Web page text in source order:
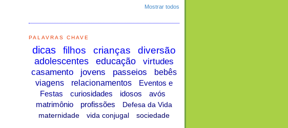
Mostrar todos
PALAVRAS CHAVE
dicas filhos crianças diversão
adolescentes educação
virtudes
casamento
jovens passeios
bebês
viagens
relacionamentos
Eventos e
Festas
curiosidades idosos
avós
matrimônio
profissões
Defesa da Vida
maternidade
vida conjugal sociedade